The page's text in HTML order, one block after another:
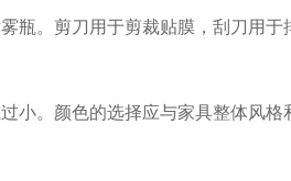
瓶。剪刀用于剪裁贴膜，刮刀用于
小。颜色的选择应与家具整体风格